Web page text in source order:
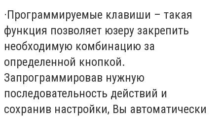
·Программируемые клавиши – такая
функция позволяет юзеру закрепить
необходимую комбинацию за
определенной кнопкой.
Запрограммировав нужную
последовательность действий и
сохранив настройки, Вы автоматически